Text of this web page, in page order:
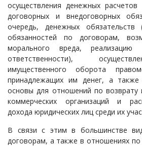
осуществления денежных
договорных и внедоговорных
очередь, денежных обязательств
обязанностей по договорам,
морального вреда, реализацию
ответственности),
имущественного оборота
принадлежащих им денег, а также
основы для отношений по возврату
коммерческих организаций и
дохода юридических лиц среди их
В связи с этим в большинстве
договорам, а также в отношениях